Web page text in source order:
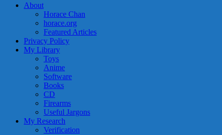
About
Horace Chan
horace.org
Featured Articles
Privacy Policy
My Library
Toys
Anime
Software
Books
CD
Firearms
Useful Jargons
My Research
Verification